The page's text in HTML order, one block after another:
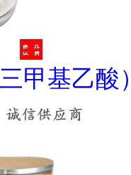
甲基乙酸）